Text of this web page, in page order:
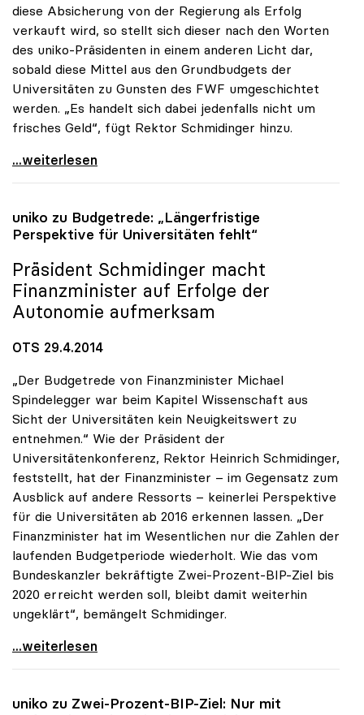
diese Absicherung von der Regierung als Erfolg
verkauft wird, so stellt sich dieser nach den Worten
des uniko-Präsidenten in einem anderen Licht dar,
sobald diese Mittel aus den Grundbudgets der
Universitäten zu Gunsten des FWF umgeschichtet
werden. „Es handelt sich dabei jedenfalls nicht um
frisches Geld“, fügt Rektor Schmidinger hinzu.
Schmidinger zu FWF-Finanzierung: „Reserven sind
...weiterlesen
uniko zu Budgetrede: „Längerfristige
Perspektive für Universitäten fehlt“
Präsident Schmidinger macht
Finanzminister auf Erfolge der
Autonomie aufmerksam
OTS 29.4.2014
„Der Budgetrede von Finanzminister Michael
Spindelegger war beim Kapitel Wissenschaft aus
Sicht der Universitäten kein Neuigkeitswert zu
entnehmen.“ Wie der Präsident der
Universitätenkonferenz, Rektor Heinrich Schmidinger,
feststellt, hat der Finanzminister – im Gegensatz zum
Ausblick auf andere Ressorts – keinerlei Perspektive
für die Universitäten ab 2016 erkennen lassen. „Der
Finanzminister hat im Wesentlichen nur die Zahlen der
laufenden Budgetperiode wiederholt. Wie das vom
Bundeskanzler bekräftigte Zwei-Prozent-BIP-Ziel bis
2020 erreicht werden soll, bleibt damit weiterhin
ungeklärt“, bemängelt Schmidinger.
uniko zu Budgetrede: „Längerfristige Perspektive
...weiterlesen
uniko zu Zwei-Prozent-BIP-Ziel: Nur mit